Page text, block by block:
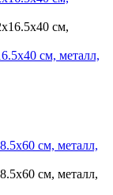
см, металл,